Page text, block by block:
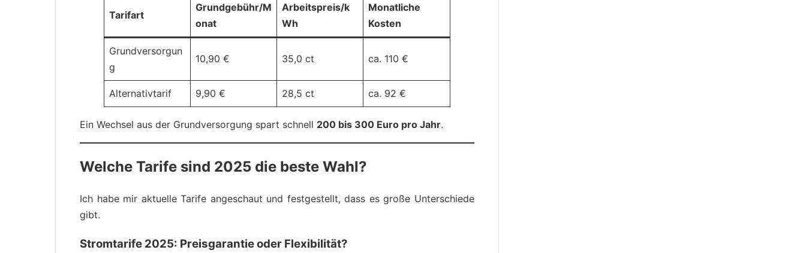
Tarifart
Grundgebühr/M
onat
Arbeitspreis/k
Wh
Monatliche
Kosten
Grundversorgun
g
10,90 € 35,0 ct ca. 110 €
Alternativtarif 9,90 € 28,5 ct ca. 92 €
Ein Wechsel aus der Grundversorgung spart schnell 200 bis 300 Euro pro Jahr.
Welche Tarife sind 2025 die beste Wahl?
Ich habe mir aktuelle Tarife angeschaut und festgestellt, dass es große Unterschiede
gibt.
Stromtarife 2025: Preisgarantie oder Flexibilität?